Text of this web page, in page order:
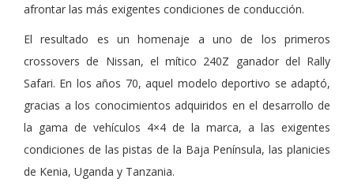
afrontar las más exigentes condiciones de conducción.
El resultado es un homenaje a uno de los primeros
crossovers de Nissan, el mítico 240Z ganador del Rally
Safari. En los años 70, aquel modelo deportivo se adaptó,
gracias a los conocimientos adquiridos en el desarrollo de
la gama de vehículos 4×4 de la marca, a las exigentes
condiciones de las pistas de la Baja Península, las planicies
de Kenia, Uganda y Tanzania.